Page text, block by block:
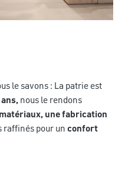
le savons : La patrie est
nous le rendons
une fabrication
raffinés pour un confort